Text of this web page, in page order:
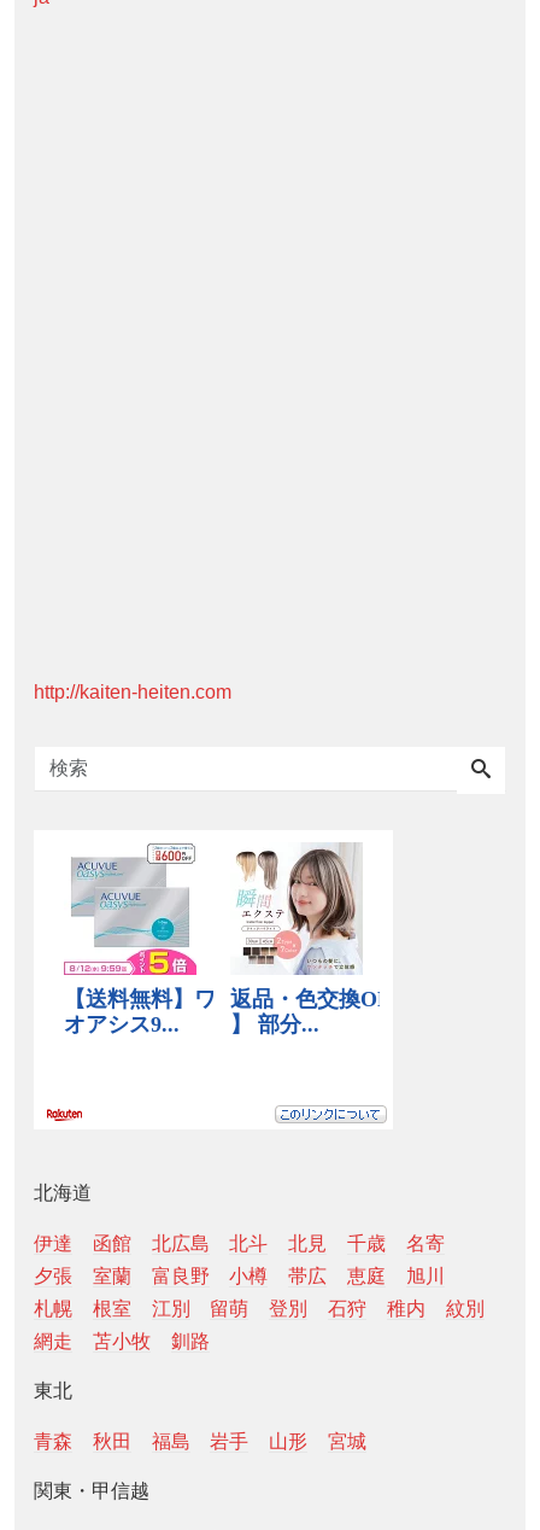
http://kaiten-heiten.com
北海道
伊達 函館 北広島 北斗 北見 千歳
名寄
夕張
室蘭 富良野 小樽 帯広 恵庭
旭川
札幌
根室 江別 留萌 登別 石狩 稚内
紋別
網走
苫小牧 釧路
東北
青森 秋田 福島 岩手 山形 宮城
関東・甲信越